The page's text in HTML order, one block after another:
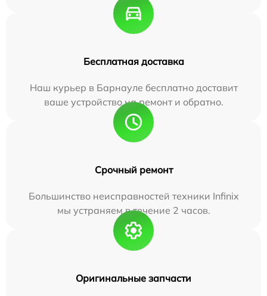
Бесплатная доставка
Наш курьер в Барнауле бесплатно доставит
ваше устройство на ремонт и обратно.
Срочный ремонт
Большинство неисправностей техники Infinix
мы устраняем в течение 2 часов.
Оригинальные запчасти